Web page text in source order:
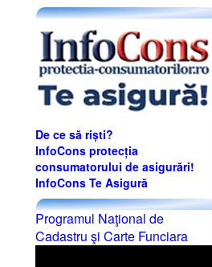
De ce să riști?
InfoCons protecția
consumatorului de asigurări!
InfoCons Te Asigură
Programul Naţional de
Cadastru şi Carte Funciara